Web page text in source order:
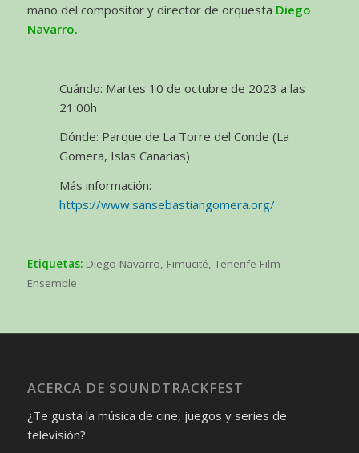
mano del compositor y director de orquesta Diego
Navarro.
Cuándo: Martes 10 de octubre de 2023 a las
21:00h
Dónde: Parque de La Torre del Conde (La
Gomera, Islas Canarias)
Más información:
https://www.sansebastiangomera.org/
Etiquetas: Diego Navarro, Fimucité, Tenerife Film
Ensemble
ACERCA DE SOUNDTRACKFEST
¿Te gusta la música de cine, juegos y series de
televisión?